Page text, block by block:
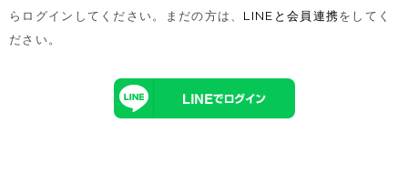
らログインしてください。まだの方は、 LINEと会員連携をしてく
ださい。